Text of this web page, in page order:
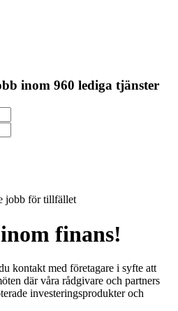
inom 960 lediga tjänster
jobb för tillfället
finans!
kontakt med företagare i syfte att
där våra rådgivare och partners
investeringsprodukter och